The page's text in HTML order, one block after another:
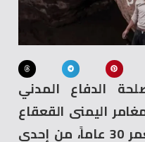
الدفاع المدني
اليمنى القعقاع
عنتر العبسي، البالغ من العمر 30 عاماً، من إحدى